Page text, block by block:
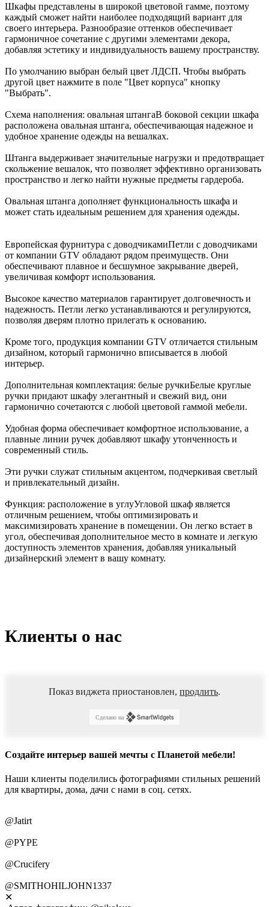
Шкафы представлены в широкой цветовой гамме, поэтому
каждый сможет найти наиболее подходящий вариант для
своего интерьера. Разнообразие оттенков обеспечивает
гармоничное сочетание с другими элементами декора,
добавляя эстетику и индивидуальность вашему пространству.
По умолчанию выбран белый цвет ЛДСП. Чтобы выбрать
другой цвет нажмите в поле "Цвет корпуса" кнопку
"Выбрать".
Схема наполнения: овальная штангаВ боковой секции шкафа
расположена овальная штанга, обеспечивающая надежное и
удобное хранение одежды на вешалках.
Штанга выдерживает значительные нагрузки и предотвращает
скольжение вешалок, что позволяет эффективно организовать
пространство и легко найти нужные предметы гардероба.
Овальная штанга дополняет функциональность шкафа и
может стать идеальным решением для хранения одежды.
Европейская фурнитура с доводчикамиПетли с доводчиками
от компании GTV обладают рядом преимуществ. Они
обеспечивают плавное и бесшумное закрывание дверей,
увеличивая комфорт использования.
Высокое качество материалов гарантирует долговечность и
надежность. Петли легко устанавливаются и регулируются,
позволяя дверям плотно прилегать к основанию.
Кроме того, продукция компании GTV отличается стильным
дизайном, который гармонично вписывается в любой
интерьер.
Дополнительная комплектация: белые ручкиБелые круглые
ручки придают шкафу элегантный и свежий вид, они
гармонично сочетаются с любой цветовой гаммой мебели.
Удобная форма обеспечивает комфортное использование, а
плавные линии ручек добавляют шкафу утонченность и
современный стиль.
Эти ручки служат стильным акцентом, подчеркивая светлый
и привлекательный дизайн.
Функция: расположение в углуУгловой шкаф является
отличным решением, чтобы оптимизировать и
максимизировать хранение в помещении. Он легко встает в
угол, обеспечивая дополнительное место в комнате и легкую
доступность элементов хранения, добавляя уникальный
дизайнерский элемент в вашу комнату.
Клиенты о нас
Показ виджета приостановлен, продлить.
Сделано на
Создайте интерьер вашей мечты с Планетой мебели!
Наши клиенты поделились фотографиями стильных решений
для квартиры, дома, дачи с нами в соц. сетях.
@Jatirt
@PYPE
@Crucifery
@SMITHOHILJOHN1337
✕